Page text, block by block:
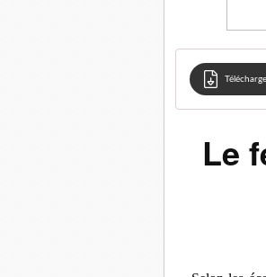
Le